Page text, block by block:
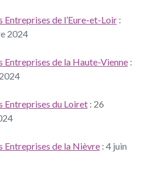
Entreprises de l’Eure-et-Loir:
2024
Entreprises de la Haute-Vienne:
Entreprises du Loiret: 26
Entreprises de la Nièvre: 4 juin